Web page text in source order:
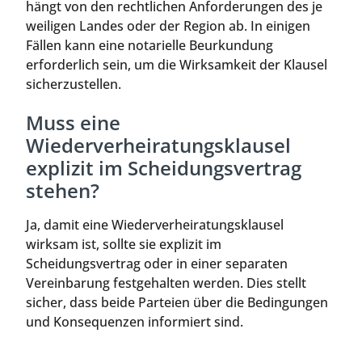
hängt von den rechtlichen Anforderungen des je
weiligen Landes oder der Region ab. In einigen
Fällen kann eine notarielle Beurkundung
erforderlich sein, um die Wirksamkeit der Klausel
sicherzustellen.
Muss eine
Wiederverheiratungsklausel
explizit im Scheidungsvertrag
stehen?
Ja, damit eine Wiederverheiratungsklausel
wirksam ist, sollte sie explizit im
Scheidungsvertrag oder in einer separaten
Vereinbarung festgehalten werden. Dies stellt
sicher, dass beide Parteien über die Bedingungen
und Konsequenzen informiert sind.